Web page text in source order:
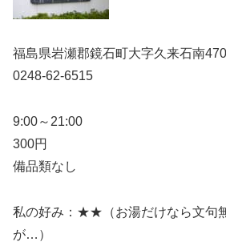
福島県岩瀬郡鏡石町大字久来石南
0248-62-6515
9:00～21:00
300円
備品類なし
私の好み：★★（お湯だけなら文
が…）